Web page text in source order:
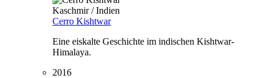
Kaschmir / Indien
Cerro Kishtwar
Eine eiskalte Geschichte im indischen Kishtwar-
Himalaya.
2016